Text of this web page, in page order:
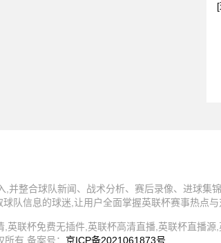
并整合球队新闻、战术分析、赛后录像、进球集
队信息的球迷,让用户全面掌握英联杯赛事热点与
联杯免费无插件,英联杯高清直播,英联杯直播源
有 备案号： 京ICP备2021061873号